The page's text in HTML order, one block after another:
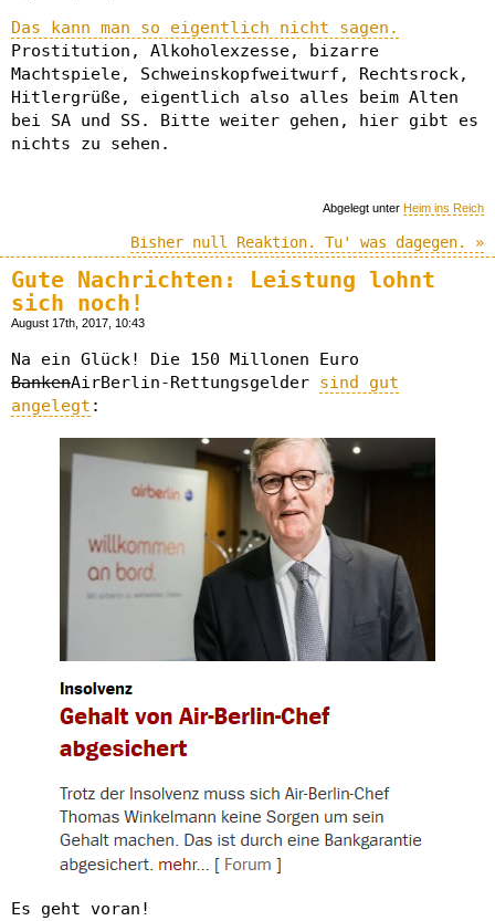
Das kann man so eigentlich nicht sagen.
Prostitution, Alkoholexzesse, bizarre
Machtspiele, Schweinskopfweitwurf, Rechtsrock,
Hitlergrüße, eigentlich also alles beim Alten
bei SA und SS. Bitte weiter gehen, hier gibt es
nichts zu sehen.
Abgelegt unter Heim ins Reich
Bisher null Reaktion. Tu' was dagegen. »
Gute Nachrichten: Leistung lohnt
sich noch!
August 17th, 2017, 10:43
Na ein Glück! Die 150 Millonen Euro
BankenAirBerlin-Rettungsgelder sind gut
angelegt :
Es geht voran!